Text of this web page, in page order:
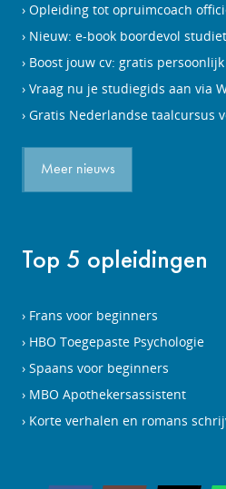
Opleiding tot opruimcoach
Nieuw: e-book boordevol
Boost jouw cv: gratis
Vraag nu je studiegids aan via
Gratis Nederlandse taalcursus
Meer nieuws
Top 5 opleidingen
Frans voor beginners
HBO Toegepaste Psychologie
Spaans voor beginners
MBO Apothekersassistent
Korte verhalen en romans